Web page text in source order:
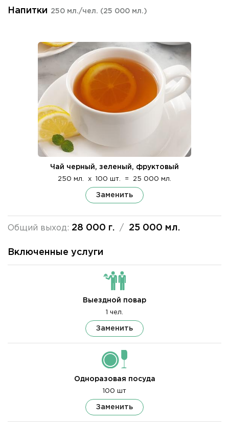
Напитки 250 мл./чел. (25 000 мл.)
Чай черный, зеленый, фруктовый
250 мл. x 100 шт. = 25 000 мл.
Заменить
Общий выход: 28 000 г. / 25 000 мл.
Включенные услуги
Выездной повар
1 чел.
Заменить
Одноразовая посуда
100 шт
Заменить